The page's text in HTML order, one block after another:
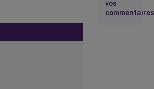
vos
commentaires